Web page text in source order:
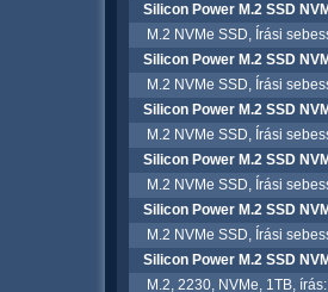
Silicon Power M.2 SSD
M.2 NVMe SSD, Írási
Silicon Power M.2 SSD
M.2 NVMe SSD, Írási
Silicon Power M.2 SSD
M.2 NVMe SSD, Írási
Silicon Power M.2 SSD
M.2 NVMe SSD, Írási
Silicon Power M.2 SSD
M.2 NVMe SSD, Írási
Silicon Power M.2 SSD
M.2, 2230, NVMe, 1TB,